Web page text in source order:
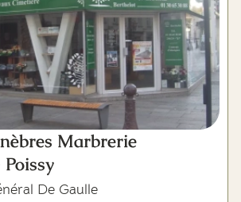
Marbrerie
De Gaulle